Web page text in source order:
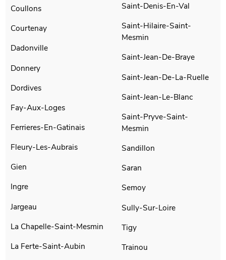
Coullons
Courtenay
Dadonville
Donnery
Dordives
Fay-Aux-Loges
Ferrieres-En-Gatinais
Fleury-Les-Aubrais
Gien
Ingre
Jargeau
La Chapelle-Saint-Mesmin
La Ferte-Saint-Aubin
Saint-Denis-En-Val
Saint-Hilaire-Saint-
Mesmin
Saint-Jean-De-Braye
Saint-Jean-De-La-Ruelle
Saint-Jean-Le-Blanc
Saint-Pryve-Saint-
Mesmin
Sandillon
Saran
Semoy
Sully-Sur-Loire
Tigy
Trainou